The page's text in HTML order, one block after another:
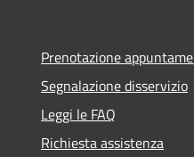
Prenotazione
Segnalazione disservizio
Leggi le FAQ
Richiesta assistenza